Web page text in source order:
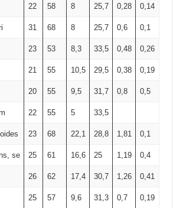
22 58 8 25,7 0,28 0,14
31 68 8 25,7 0,6 0,1
23 53 8,3 33,5 0,48 0,26
21 55 10,5 29,5 0,38 0,19
20 55 9,5 31,7 0,8 0,5
22 55 5 33,5
23 68 22,1 28,8 1,81 0,1
se 25 61 16,6 25 1,19 0,4
26 62 17,4 30,7 1,26 0,41
25 57 9,6 31,3 0,7 0,19